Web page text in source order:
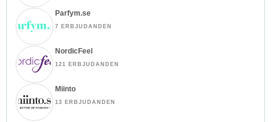
Parfym.se
7 ERBJUDANDEN
NordicFeel
121 ERBJUDANDEN
Miinto
13 ERBJUDANDEN